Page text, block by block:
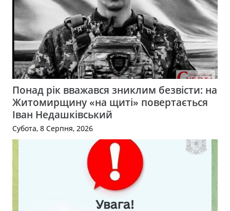
Понад рік вважався зниклим безвісти: на
Житомирщину «на щиті» повертається
Іван Недашківський
Субота, 8 Серпня, 2026